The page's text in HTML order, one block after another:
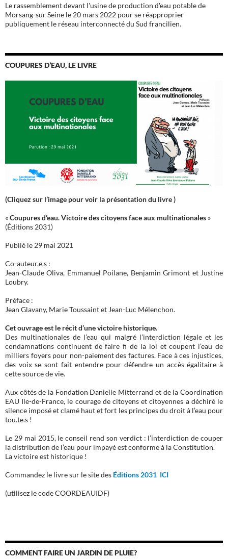
Le rassemblement devant l'usine de production d'eau potable de
Morsang-sur Seine le 20 mars 2022 pour se réapproprier
publiquement le réseau interconnecté du Sud francilien.
COUPURES D’EAU, LE LIVRE
(Cliquez sur l’image pour voir la présentation du livre )
«Coupures d’eau. Victoire des citoyens face aux multinationales »
(Éditions 2031)
Publié le 29 mai 2021
Co-auteur.e.s :
Jean-Claude Oliva, Emmanuel Poilane, Benjamin Grimont et Justine
Loubry.
Préface :
Jean Glavany, Marie Toussaint et Jean-Luc Mélenchon.
Cet ouvrage est le récit d’une victoire historique.
Des multinationales de l’eau qui malgré l’interdiction légale et les
condamnations continuent de faire fi de la loi et coupent l’eau de
milliers foyers pour non-paiement des factures. Face à ces injustices,
des voix se sont fait entendre pour défendre un accès égalitaire à
cette source de vie.
Aux côtés de la Fondation Danielle Mitterrand et de la Coordination
EAU Ile-de-France, le courage de citoyens et citoyennes a déchiré le
silence imposé et clamé haut et fort les principes du droit à l’eau pour
tou.te.s !
Le 29 mai 2015, le conseil rend son verdict : l’interdiction de couper
la distribution de l’eau pour impayé est conforme à la Constitution.
La victoire est historique !
Commandez le livre sur le site des Éditions 2031 ICI
(utilisez le code COORDEAUIDF)
COMMENT FAIRE UN JARDIN DE PLUIE?